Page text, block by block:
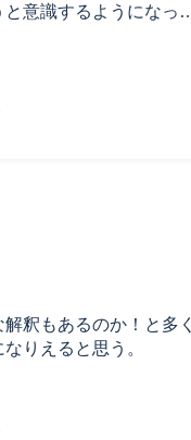
意識するようになっ
釈もあるのか！と多く
りえると思う。